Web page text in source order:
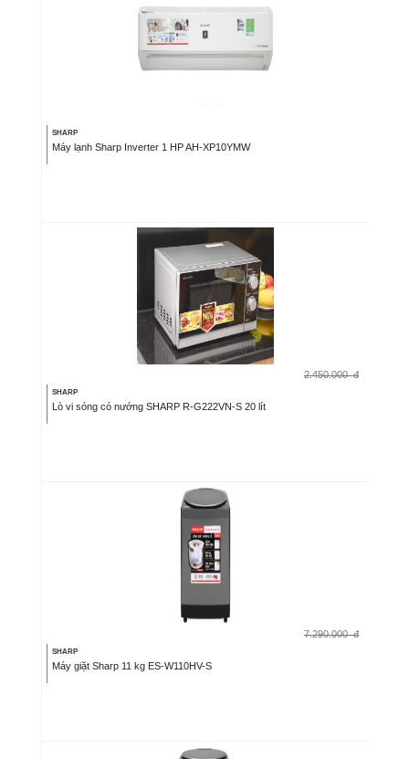
SHARP
Máy lạnh Sharp Inverter 1 HP AH-XP10YMW
2.450.000 đ
SHARP
Lò vi sóng có nướng SHARP R-G222VN-S 20 lít
7.290.000 đ
SHARP
Máy giặt Sharp 11 kg ES-W110HV-S